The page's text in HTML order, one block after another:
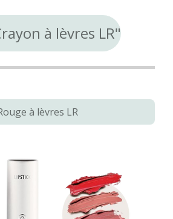
à lèvres LR"
à lèvres LR